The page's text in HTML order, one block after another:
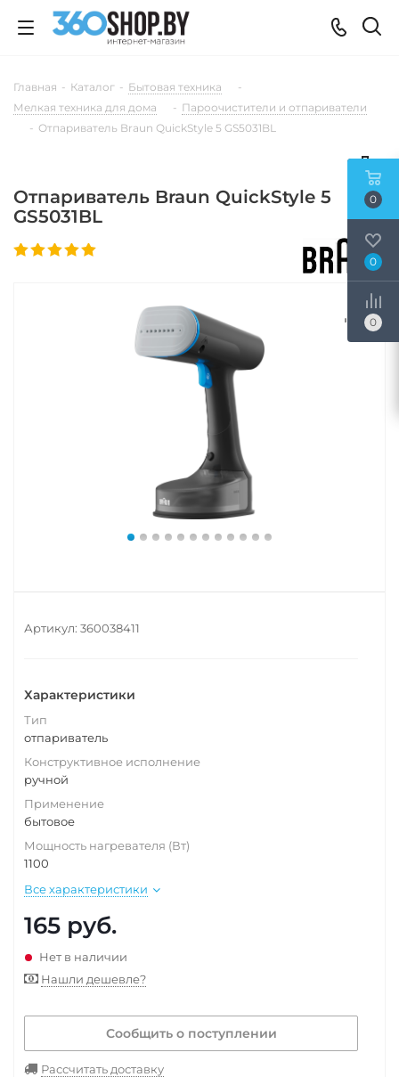
Главная - Каталог - Бытовая техника
-
Мелкая техника для дома
- Пароочистители и отпариватели
- Отпариватель Braun QuickStyle 5 GS5031BL
Отпариватель Braun QuickStyle 5
GS5031BL
Артикул: 360038411
Характеристики
Тип
отпариватель
Конструктивное исполнение
ручной
Применение
бытовое
Мощность нагревателя (Вт)
1100
Все характеристики
165 руб.
Нет в наличии
Нашли дешевле?
Сообщить о поступлении
Рассчитать доставку
0
0
0